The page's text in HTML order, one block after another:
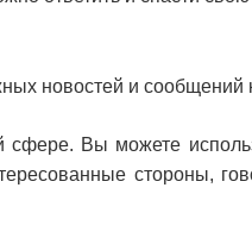
новостей и сообщений
сфере. Вы можете
стороны,